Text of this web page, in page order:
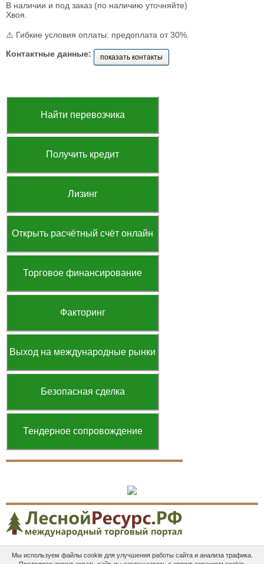
В наличии и под заказ (по наличию уточняйте)
Хвоя.
⚠️ Гибкие условия оплаты: предоплата от 30%.
Контактные данные:
показать контакты
Найти перевозчика
Получить кредит
Лизинг
Открыть расчётный счёт онлайн
Торговое финансирование
Факторинг
Выход на международные рынки
Безопасная сделка
Тендерное сопровождение
Платные Пользовательское Контакты
Мы используем файлы cookie для улучшения работы сайта и анализа трафика.